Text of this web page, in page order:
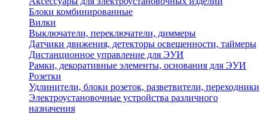
Блоки комбинированные
Вилки
Выключатели, переключатели, диммеры
Датчики движения, детекторы освещенности, таймеры
Дистанционное управление для ЭУИ
Рамки, декоративные элементы, основания для ЭУИ
Розетки
Удлинители, блоки розеток, разветвители, переходники
Электроустановочные устройства различного
назначения